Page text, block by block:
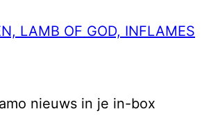
LAMB OF GOD, INFLAMES
nieuws in je in-box